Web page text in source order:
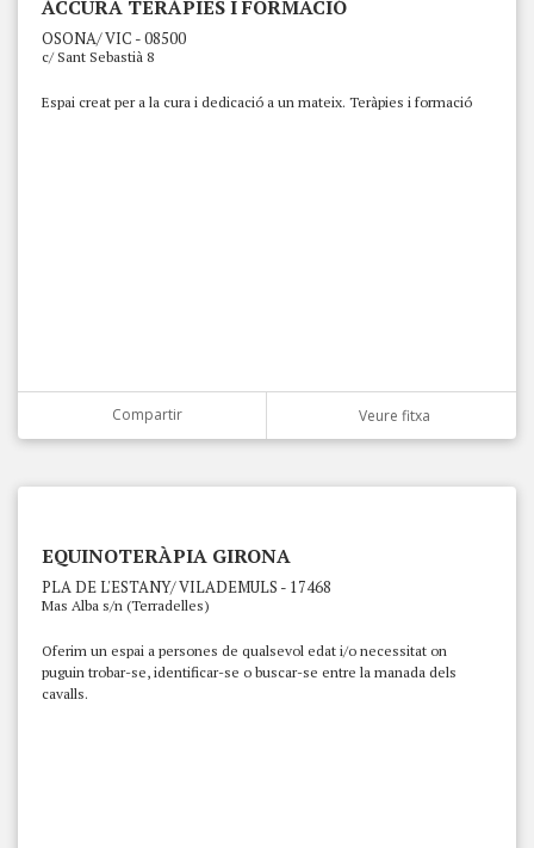
ÀCCURA TERÀPIES I FORMACIÓ
OSONA/ VIC - 08500
c/ Sant Sebastià 8
Espai creat per a la cura i dedicació a un mateix. Teràpies i formació
Compartir Veure fitxa
EQUINOTERÀPIA GIRONA
PLA DE L'ESTANY/ VILADEMULS - 17468
Mas Alba s/n (Terradelles)
Oferim un espai a persones de qualsevol edat i/o necessitat on
puguin trobar-se, identificar-se o buscar-se entre la manada dels
cavalls.